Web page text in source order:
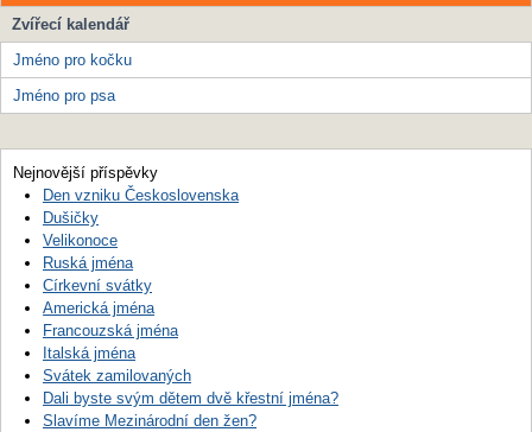
Zvířecí kalendář
Jméno pro kočku
Jméno pro psa
Nejnovější příspěvky
Den vzniku Československa
Dušičky
Velikonoce
Ruská jména
Církevní svátky
Americká jména
Francouzská jména
Italská jména
Svátek zamilovaných
Dali byste svým dětem dvě křestní jména?
Slavíme Mezinárodní den žen?